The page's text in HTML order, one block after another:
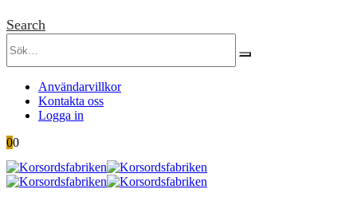
Search
Användarvillkor
Kontakta oss
Logga in
00